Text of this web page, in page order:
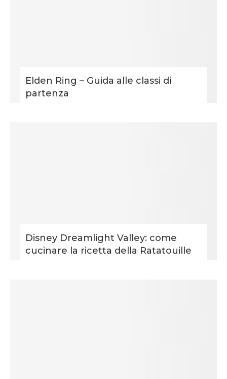
Elden Ring – Guida alle classi di
partenza
Disney Dreamlight Valley: come
cucinare la ricetta della Ratatouille